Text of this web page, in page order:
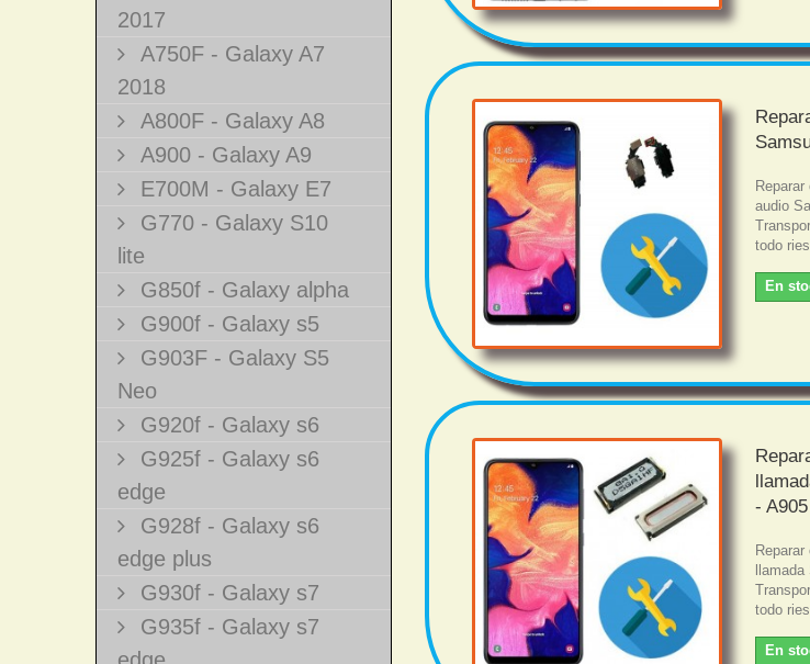
2017
A750F - Galaxy A7
2018
A800F - Galaxy A8
A900 - Galaxy A9
E700M - Galaxy E7
G770 - Galaxy S10
lite
G850f - Galaxy alpha
G900f - Galaxy s5
G903F - Galaxy S5
Neo
G920f - Galaxy s6
G925f - Galaxy s6
edge
G928f - Galaxy s6
edge plus
G930f - Galaxy s7
G935f - Galaxy s7
audio
todo
En
- A905
todo
En